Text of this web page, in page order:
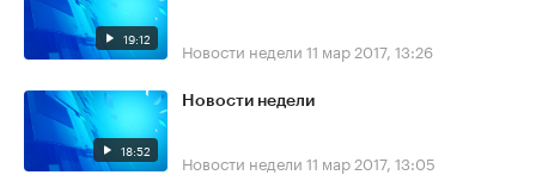
19:12 Новости недели 11 мар 2017, 13:26
18:52
Новости недели
Новости недели 11 мар 2017, 13:05